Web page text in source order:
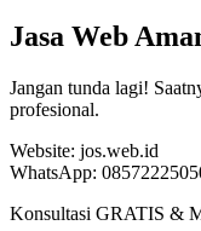
Jasa Web
Jangan tunda lagi!
profesional.
Website: jos.web.id
WhatsApp:
Konsultasi GRATIS &